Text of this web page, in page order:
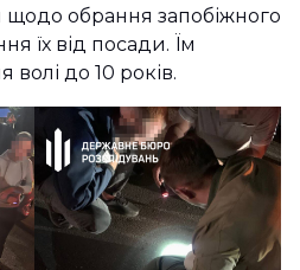
щодо обрання запобіжного
їх від посади. Їм
волі до 10 років.